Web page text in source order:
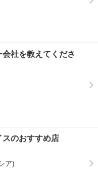
社を教えてくださ
スのおすすめ店
ア)